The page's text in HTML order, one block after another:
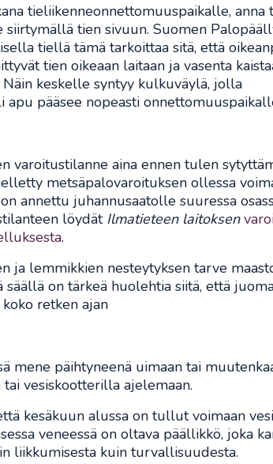
tieliikenneonnettomuuspaikalle, anna
siirtymällä tien sivuun. Suomen
tiellä tämä tarkoittaa sitä, että
tien oikeaan laitaan ja vasenta
Näin keskelle syntyy kulkuväylä, jolla
apu pääsee nopeasti
varoitustilanne aina ennen tulen
metsäpalovaroituksen ollessa
annettu juhannusaatolle suuressa
löydätIlmatieteen laitoksen
.
ja lemmikkien nesteytyksen tarve
on tärkeä huolehtia siitä, että
retken ajan
mene päihtyneenä uimaan tai
vesiskootterilla ajelemaan.
kesäkuun alussa on tullut voimaan
veneessä on oltava päällikkö, joka
liikkumisesta kuin turvallisuudesta.